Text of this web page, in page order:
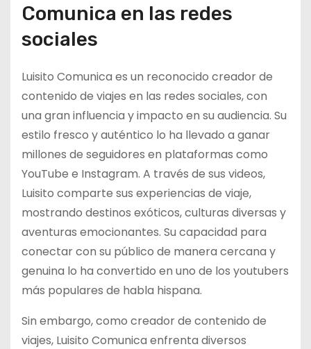
Comunica en las redes
sociales
Luisito Comunica es un reconocido creador de
contenido de viajes en las redes sociales, con
una gran influencia y impacto en su audiencia. Su
estilo fresco y auténtico lo ha llevado a ganar
millones de seguidores en plataformas como
YouTube e Instagram. A través de sus videos,
Luisito comparte sus experiencias de viaje,
mostrando destinos exóticos, culturas diversas y
aventuras emocionantes. Su capacidad para
conectar con su público de manera cercana y
genuina lo ha convertido en uno de los youtubers
más populares de habla hispana.
Sin embargo, como creador de contenido de
viajes, Luisito Comunica enfrenta diversos